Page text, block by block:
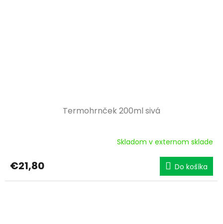
Termohrnček 200ml sivá
Skladom v externom sklade
€21,80 Do košíka